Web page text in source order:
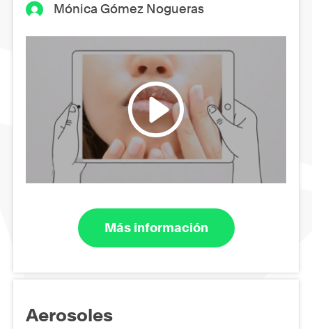
Mónica Gómez Nogueras
Más información
Aerosoles